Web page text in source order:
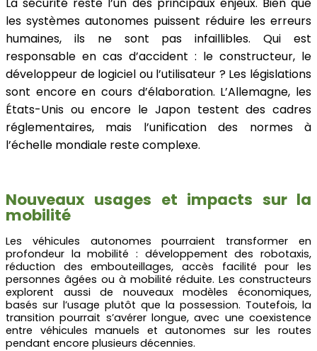
les systèmes autonomes puissent réduire les erreurs
humaines, ils ne sont pas infaillibles. Qui est
responsable en cas d’accident : le constructeur, le
développeur de logiciel ou l’utilisateur ? Les législations
sont encore en cours d’élaboration. L’Allemagne, les
États-Unis ou encore le Japon testent des cadres
réglementaires, mais l’unification des normes à
l’échelle mondiale reste complexe.
Nouveaux usages et impacts sur la
mobilité
Les véhicules autonomes pourraient transformer en
profondeur la mobilité : développement des robotaxis,
réduction des embouteillages, accès facilité pour les
personnes âgées ou à mobilité réduite. Les constructeurs
explorent aussi de nouveaux modèles économiques,
basés sur l’usage plutôt que la possession. Toutefois, la
transition pourrait s’avérer longue, avec une coexistence
entre véhicules manuels et autonomes sur les routes
pendant encore plusieurs décennies.